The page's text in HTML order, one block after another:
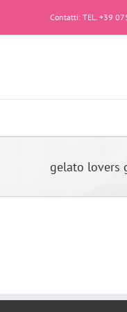
Contatti: TEL. +39
gelato lovers